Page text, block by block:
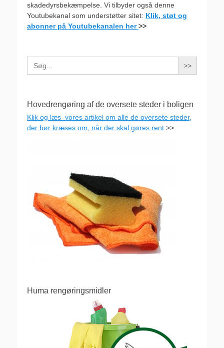
skadedyrsbekæmpelse. Vi tilbyder også denne
Youtubekanal som understøtter sitet: Klik, støt og
abonner på Youtubekanalen her>>
Search
for:
Hovedrengøring af de oversete steder i boligen
Klik og læs vores artikel om alle de oversete steder,
der bør kræses om, når der skal gøres rent >>
Huma rengøringsmidler